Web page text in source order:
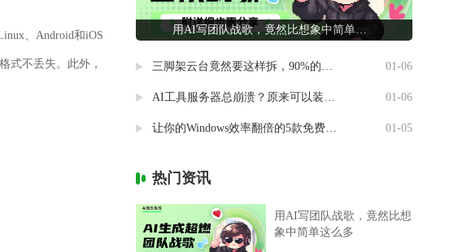
、Android和iOS
式不丢失。此外，
用AI写团队战歌，竟然比想象中简单这么多
三脚架云台竟然要这样拆，90%的摄影新手都做错了 01-06
AI工具服务器总崩溃？原来可以装进自己电脑里 01-06
让你的Windows效率翻倍的5款免费神器 01-05
热门资讯
用AI写团队战歌，竟然比想
象中简单这么多